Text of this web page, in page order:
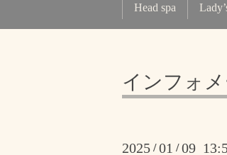
Head spa
インフォ
2025 /01 /09